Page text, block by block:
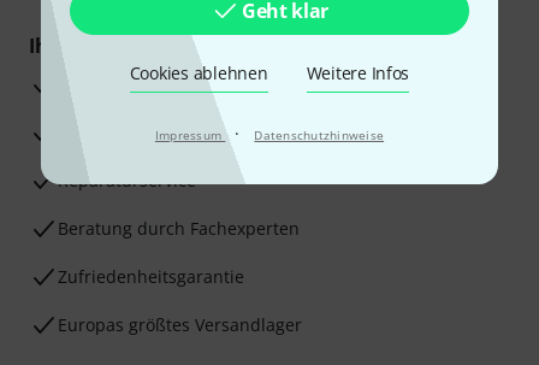
Geht klar
Cookies ablehnen Weitere Infos
Impressum · Datenschutzhinweise
Ihre Vorteile
3 Jahre Thomann Garantie
30 Tage Money-Back-Garantie
Reparaturservice
Beratung durch Fachexperten
Zufriedenheitsgarantie
Europas größtes Versandlager